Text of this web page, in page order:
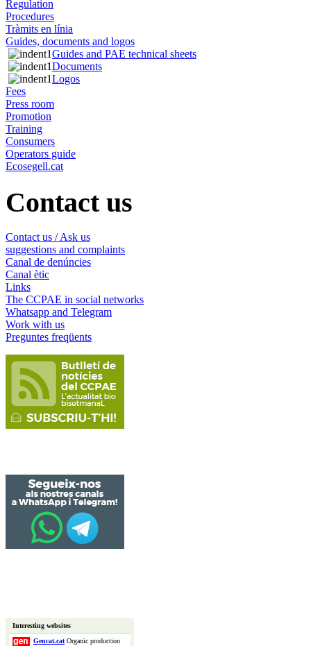
Regulation
Procedures
Tràmits en línia
Guides, documents and logos
Guides and PAE technical sheets
Documents
Logos
Fees
Press room
Promotion
Training
Consumers
Operators guide
Ecosegell.cat
Contact us
Contact us / Ask us
suggestions and complaints
Canal de denúncies
Canal ètic
Links
The CCPAE in social networks
Whatsapp and Telegram
Work with us
Preguntes freqüents
Interesting websites
Gencat.catOrganic production